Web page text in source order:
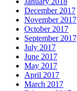
December 2017
November 2017
October 2017
September 2017
July 2017
June 2017
May 2017
April 2017
March 2017